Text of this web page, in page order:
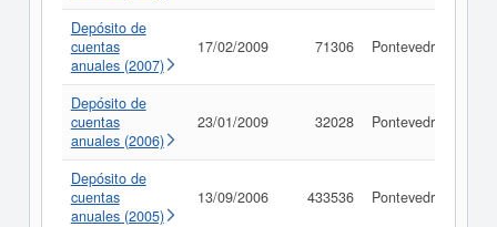
Depósito de
cuentas
anuales (2007)
17/02/2009 71306 Pontevedra
Depósito de
cuentas
anuales (2006)
23/01/2009 32028 Pontevedra
Depósito de
cuentas
anuales (2005)
13/09/2006 433536 Pontevedra